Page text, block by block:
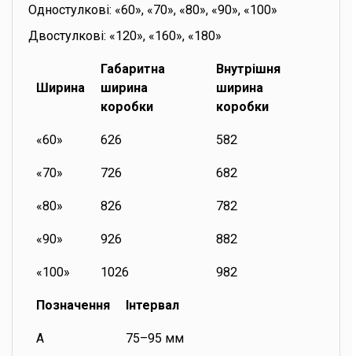
Одностулкові: «60», «70», «80», «90», «100»
Двостулкові: «120», «160», «180»
Ширина
Габаритна
ширина
коробки
Внутрішня
ширина
коробки
«60» 626 582
«70» 726 682
«80» 826 782
«90» 926 882
«100» 1026 982
Позначення Інтервал
A 75–95 мм